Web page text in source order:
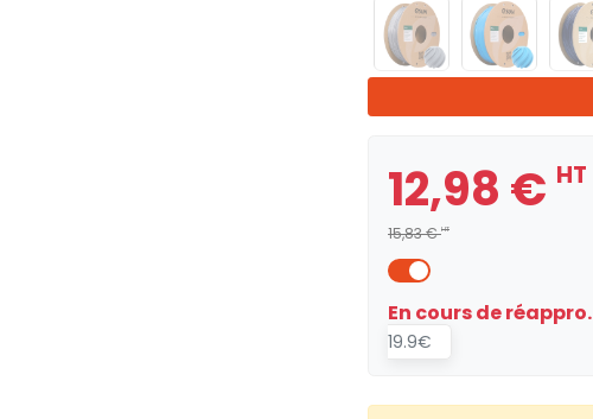
12,98 € HT
15,83 €HT
En cours de réappro.
19.9€